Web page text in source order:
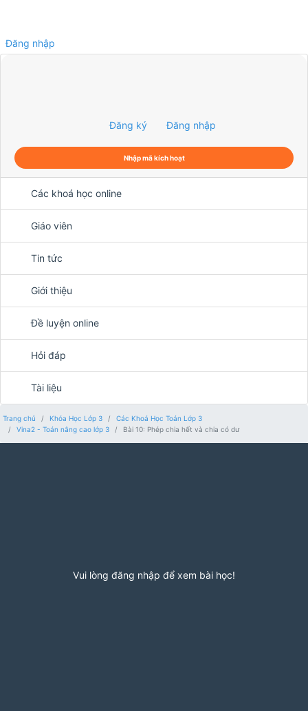
Đăng nhập
Đăng ký Đăng nhập
Nhập mã kích hoạt
Các khoá học online
Giáo viên
Tin tức
Giới thiệu
Đề luyện online
Hỏi đáp
Tài liệu
Trang chủ Khóa Học Lớp 3
Các Khoá Học Toán Lớp 3
Vina2 - Toán nâng cao lớp 3
Bài 10: Phép chia hết và chia có dư
Vui lòng đăng nhập để xem bài học!